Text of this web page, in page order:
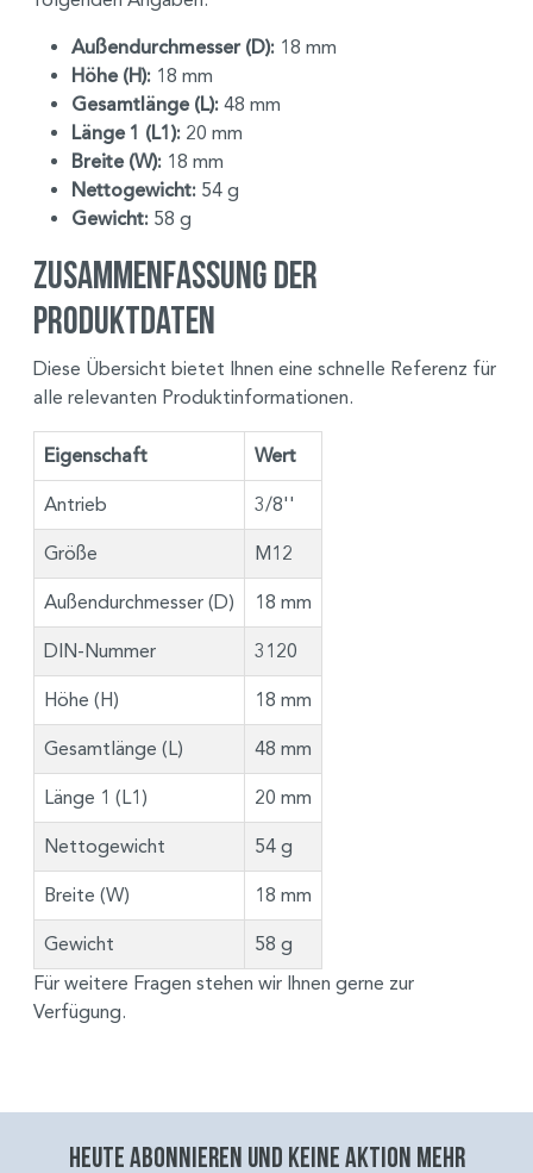
Außendurchmesser (D): 18 mm
Höhe (H): 18 mm
Gesamtlänge (L): 48 mm
Länge 1 (L1): 20 mm
Breite (W): 18 mm
Nettogewicht: 54 g
Gewicht: 58 g
Zusammenfassung der
Produktdaten
Diese Übersicht bietet Ihnen eine schnelle Referenz für
alle relevanten Produktinformationen.
Eigenschaft Wert
Antrieb 3/8''
Größe M12
Außendurchmesser (D) 18 mm
DIN-Nummer 3120
Höhe (H) 18 mm
Gesamtlänge (L) 48 mm
Länge 1 (L1) 20 mm
Nettogewicht 54 g
Breite (W) 18 mm
Gewicht
58 g
Für weitere Fragen stehen wir Ihnen gerne zur
Verfügung.
Heute abonnieren und keine aktion mehr